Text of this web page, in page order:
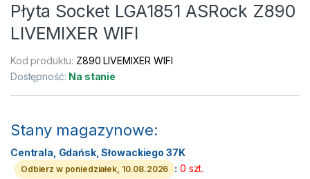
Płyta Socket LGA1851 ASRock Z890
LIVEMIXER WIFI
Kod produktu: Z890 LIVEMIXER WIFI
Dostępność: Na stanie
Stany magazynowe:
Centrala, Gdańsk, Słowackiego 37K
Odbierz w poniedziałek, 10.08.2026 : 0 szt.